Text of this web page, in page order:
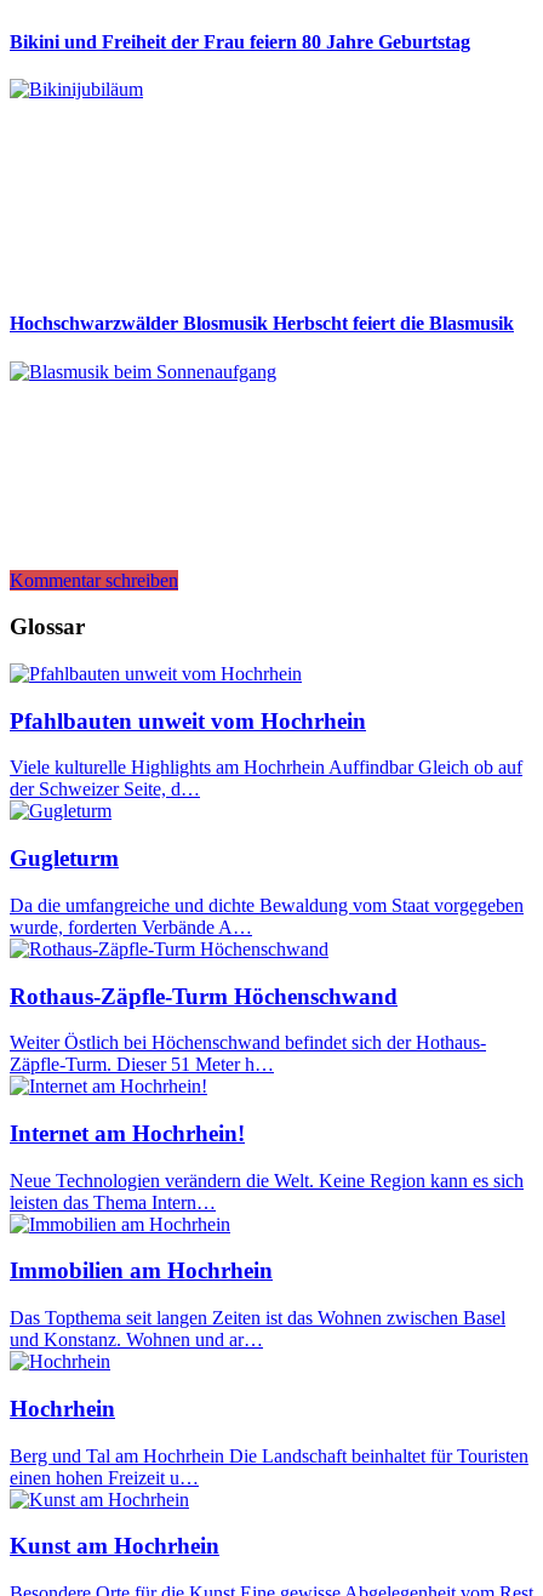
Bikini und Freiheit der Frau feiern 80 Jahre Geburtstag
Hochschwarzwälder Blosmusik Herbscht feiert die Blasmusik
Kommentar schreiben
Glossar
Pfahlbauten unweit vom Hochrhein
Viele kulturelle Highlights am Hochrhein Auffindbar Gleich ob auf
der Schweizer Seite, d…
Gugleturm
Da die umfangreiche und dichte Bewaldung vom Staat vorgegeben
wurde, forderten Verbände A…
Rothaus-Zäpfle-Turm Höchenschwand
Weiter Östlich bei Höchenschwand befindet sich der Hothaus-
Zäpfle-Turm. Dieser 51 Meter h…
Internet am Hochrhein!
Neue Technologien verändern die Welt. Keine Region kann es sich
leisten das Thema Intern…
Immobilien am Hochrhein
Das Topthema seit langen Zeiten ist das Wohnen zwischen Basel
und Konstanz. Wohnen und ar…
Hochrhein
Berg und Tal am Hochrhein Die Landschaft beinhaltet für Touristen
einen hohen Freizeit u…
Kunst am Hochrhein